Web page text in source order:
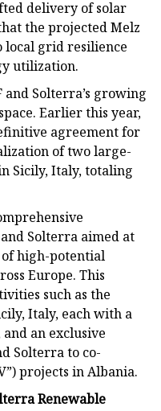
delivery of solar
the projected Melz
local grid resilience
utilization.
Solterra’s growing
Earlier this year,
agreement for
of two large-
Sicily, Italy, totaling
Solterra aimed at
high-potential
Europe. This
such as the
Italy, each with a
an exclusive
Solterra to co-
projects in Albania.
Renewable